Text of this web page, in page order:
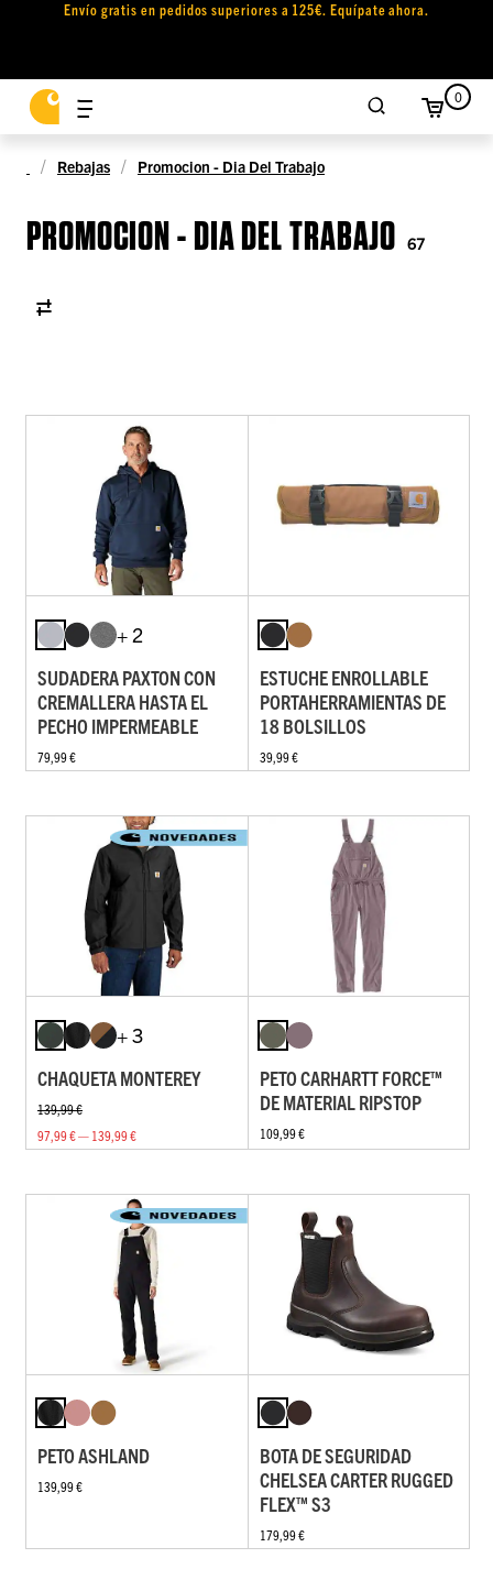
Envío gratis en pedidos superiores a 125€. Equípate ahora.
0
Rebajas Promocion - Dia Del Trabajo
PROMOCION - DIA DEL TRABAJO 67
+ 2
SUDADERA PAXTON CON
CREMALLERA HASTA EL
PECHO IMPERMEABLE
79,99 €
ESTUCHE ENROLLABLE
PORTAHERRAMIENTAS DE
18 BOLSILLOS
39,99 €
+ 3
CHAQUETA MONTEREY
139,99 €
97,99 € — 139,99 €
PETO CARHARTT FORCE™
DE MATERIAL RIPSTOP
109,99 €
PETO ASHLAND
139,99 €
BOTA DE SEGURIDAD
CHELSEA CARTER RUGGED
FLEX™ S3
179,99 €